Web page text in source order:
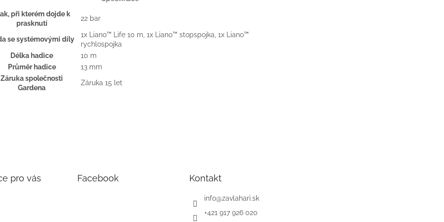
při kterém dojde k
prasknutí
22 bar
se systémovými díly
1x Liano™ Life 10 m, 1x Liano™ stopspojka, 1x Liano™
rychlospojka
Délka hadice
10 m
Průměr hadice
13 mm
Záruka společnosti
Gardena
Záruka 15 let
pro vás Facebook Kontakt
info@zavlahari.sk
+421 917 926 020